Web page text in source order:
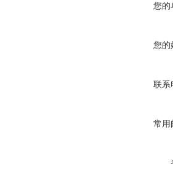
您的
您的
联系
常用